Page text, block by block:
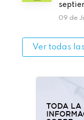
09 de
Ver todas